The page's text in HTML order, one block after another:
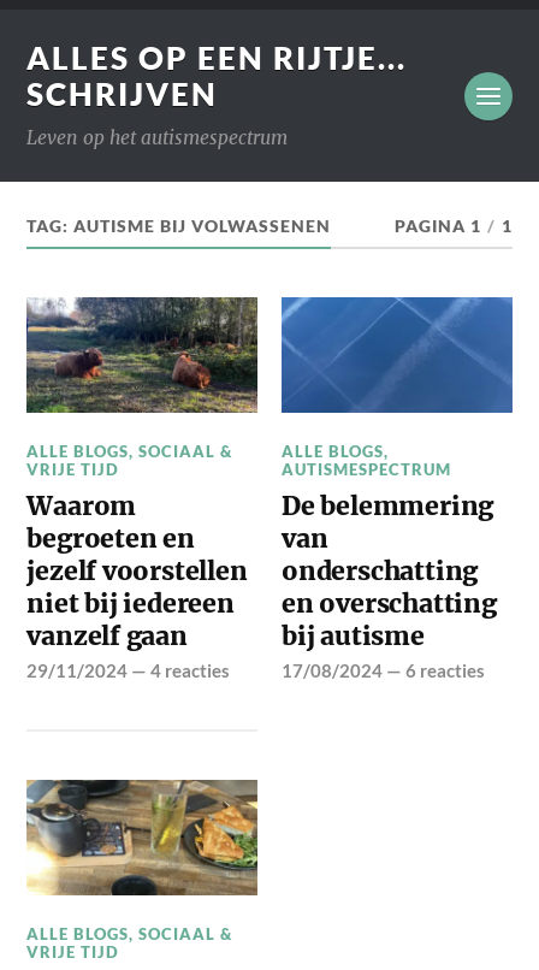
ALLES OP EEN RIJTJE...
SCHRIJVEN
Leven op het autismespectrum
TAG:AUTISME BIJ VOLWASSENEN PAGINA 1 / 1
ALLE BLOGS,SOCIAAL &
VRIJE TIJD
Waarom
begroeten en
jezelf voorstellen
niet bij iedereen
vanzelf gaan
29/11/2024 —4 reacties
ALLE BLOGS,
AUTISMESPECTRUM
De belemmering
van
onderschatting
en overschatting
bij autisme
17/08/2024 —6 reacties
ALLE BLOGS,SOCIAAL &
VRIJE TIJD